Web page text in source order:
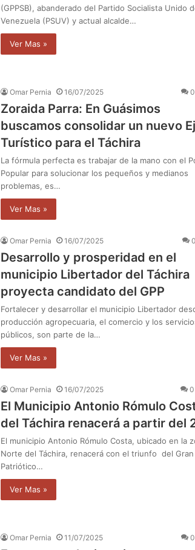
(GPPSB), abanderado del Partido Socialista Unido
Venezuela (PSUV) y actual alcalde…
Ver Mas »
Omar Pernia 16/07/2025 0
Zoraida Parra: En Guásimos
buscamos consolidar un nuevo
Turístico para el Táchira
La fórmula perfecta es trabajar de la mano con el
Popular para solucionar los pequeños y medianos
problemas, es…
Ver Mas »
Omar Pernia 16/07/2025 0
Desarrollo y prosperidad en el
municipio Libertador del Táchira
proyecta candidato del GPP
Fortalecer y desarrollar el municipio Libertador
producción agropecuaria, el comercio y los
públicos, son parte de la…
Ver Mas »
Omar Pernia 16/07/2025 0
El Municipio Antonio Rómulo
del Táchira renacerá a partir del
El municipio Antonio Rómulo Costa, ubicado en la
Norte del Táchira, renacerá con el triunfo del Gran
Patriótico…
Ver Mas »
Omar Pernia 11/07/2025 0